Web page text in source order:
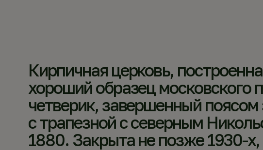
Кирпичная церковь,
хороший образец московского
четверик, завершенный
с трапезной с северным
1880. Закрыта не позже 1930-